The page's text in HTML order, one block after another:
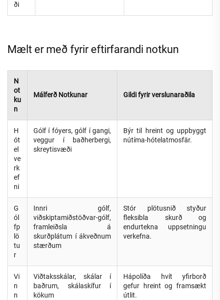
ði
Mælt er með fyrir eftirfarandi notkun
N
ot
ku
n
Málferð Notkunar Gildi fyrir verslunaraðila
H
ót
el
ve
rk
ef
ni
Gólf í fóyers, gólf í gangi,
veggur í baðherbergi,
skreytisvæði
Býr til hreint og uppbyggt
nútíma-hótelatmosfär.
G
ól
fp
lö
tu
r
Innri gólf,
viðskiptamiðstöðvar-gólf,
framleiðsla á
skurðplátum í ákveðnum
stærðum
Stór plötusnið styður
fleksibla skurð og
endurtekna uppsetningu
verkefna.
Vi
n
n
Viðtaksskálar, skálar í
baðrum, skálaskífur í
kökum
Hápolíða hvít yfirborð
gefur hreint og framsækt
útlit.